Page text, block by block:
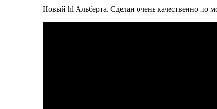
Новый hl Альберта. Сделан очень качественно по